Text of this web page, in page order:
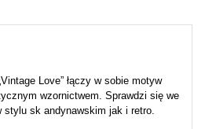
Love” łączy w sobie motyw
wzornictwem. Sprawdzi się we
stylu sk andynawskim jak i retro.